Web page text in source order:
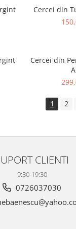
Cercei din
Cercei din
1 2
CLIENTI
9:30-19:30
0726037030